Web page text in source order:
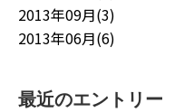
2013年09月(3)
2013年06月(6)
最近のエントリー